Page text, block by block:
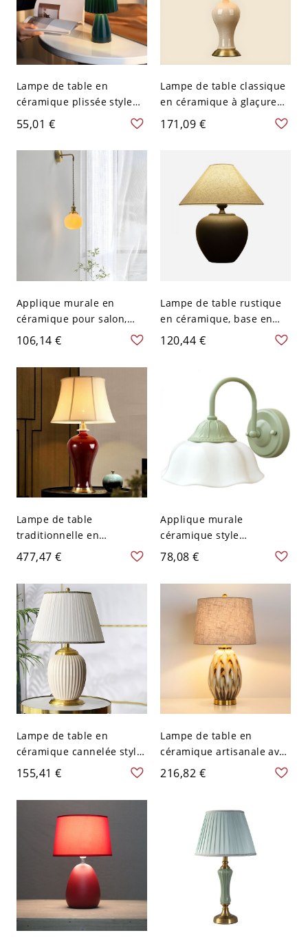
Lampe de table en
céramique plissée style
mid-century, petite lampe
de chevet avec base
brillante - 110 V-120 V
Vert Foncé
55,01 €
Lampe de table classique
en céramique à glaçure
craquelée, abat-jour en
tissu plissé et accents en
cm Rose Orangé
171,09 €
Applique murale en
céramique pour salon,
moderne, 1 tête,
luminaire mural fixé au
mur - 110 V-120 V Sphère
106,14 €
Lampe de table rustique
en céramique, base en
jarre de poterie texturée
avec abat-jour en lin,
V-120 V Noir
120,44 €
Lampe de table
traditionnelle en
porcelaine rouge avec
abat-jour plissé en lin et
base en laiton massif -
110 V-120 V 46,99 cm
477,47 €
Applique murale
céramique style
campagnard français,
lumière de coiffeuse col
de cygne avec abat-jour
festonné - en forme de
fleur 110 V-120 V Vert Pas
d'Interrupteur
78,08 €
Lampe de table en
céramique cannelée style
vintage avec abat-jour en
tissu plissé et base dorée
- 110 V-120 V Beige 30,48
155,41 €
Lampe de table en
céramique artisanale avec
glaçure abstraite et abat-
jour en lin pour chambre
216,82 €